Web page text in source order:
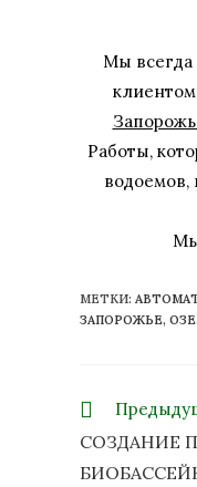
Мы
Работы,
МЕТКИ:
ЗАПОРОЖЬЕ,
СОЗДАНИЕ